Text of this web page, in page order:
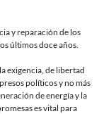
y reparación de los
últimos doce años.
exigencia, de libertad
políticos y no más
de energía y la
es vital para